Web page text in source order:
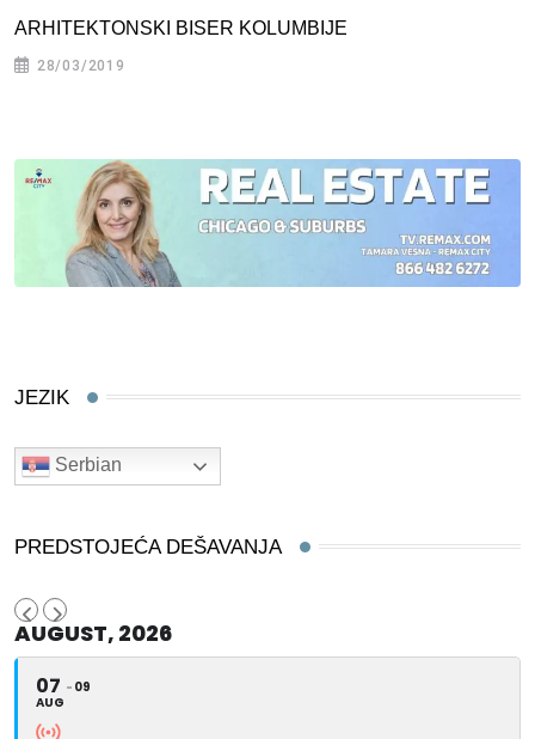
ARHITEKTONSKI BISER KOLUMBIJE
28/03/2019
JEZIK
Serbian
PREDSTOJEĆA DEŠAVANJA
AUGUST, 2026
07
AUG
09